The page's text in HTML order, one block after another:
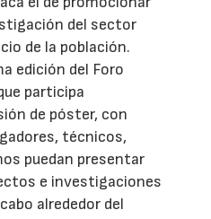
del sector
de la población.
edición del Foro
participa
de póster, con
técnicos,
puedan presentar
e investigaciones
alrededor del